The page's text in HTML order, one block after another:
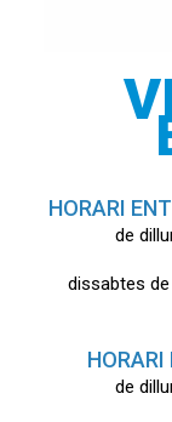
HORARI
de
dissabtes de
HORARI
de